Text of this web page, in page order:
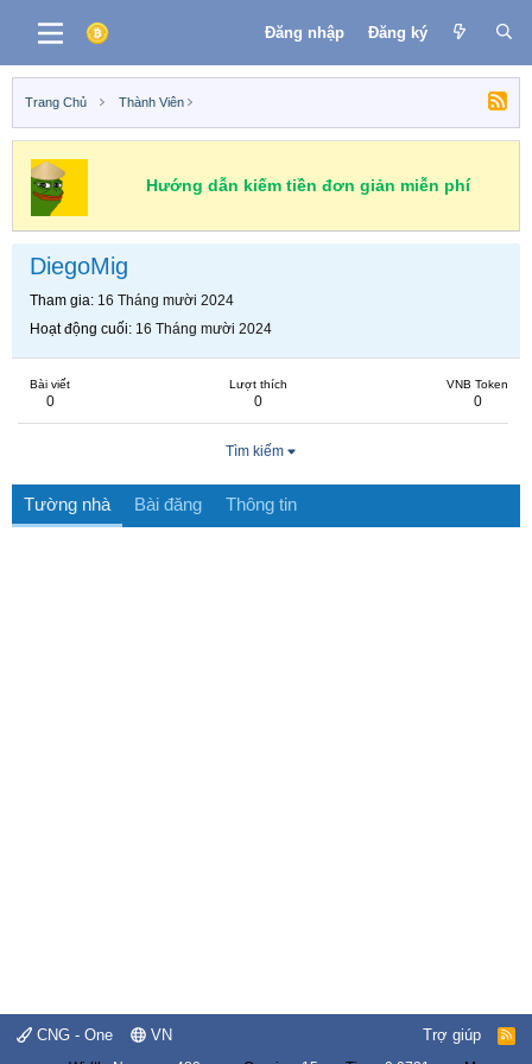
Đăng nhập Đăng ký
Trang Chủ Thành Viên
Hướng dẫn kiếm tiền đơn giản miễn phí
DiegoMig
Tham gia 16 Tháng mười 2024
Hoạt động cuối 16 Tháng mười 2024
Bài viết
0
Lượt thích
0
VNB Token
0
Tìm kiếm
Tường nhà Bài đăng Thông tin
CNG - One VN Trợ giúp
R